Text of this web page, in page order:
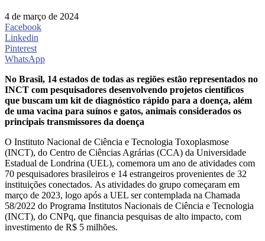
4 de março de 2024
Facebook
Linkedin
Pinterest
WhatsApp
No Brasil, 14 estados de todas as regiões estão representados no
INCT com pesquisadores desenvolvendo projetos científicos
que buscam um kit de diagnóstico rápido para a doença, além
de uma vacina para suínos e gatos, animais considerados os
principais transmissores da doença
O Instituto Nacional de Ciência e Tecnologia Toxoplasmose
(INCT), do Centro de Ciências Agrárias (CCA) da Universidade
Estadual de Londrina (UEL), comemora um ano de atividades com
70 pesquisadores brasileiros e 14 estrangeiros provenientes de 32
instituições conectados. As atividades do grupo começaram em
março de 2023, logo após a UEL ser contemplada na Chamada
58/2022 do Programa Institutos Nacionais de Ciência e Tecnologia
(INCT), do CNPq, que financia pesquisas de alto impacto, com
investimento de R$ 5 milhões.